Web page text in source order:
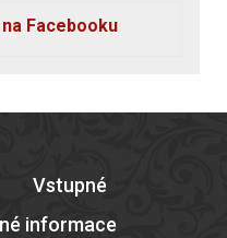
Facebooku
Vstupné
informace